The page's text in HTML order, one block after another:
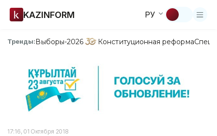
KAZINFORM РУ
Тренды:Выборы-2026 Конституционная реформа
17:16, 01 Октября 2018